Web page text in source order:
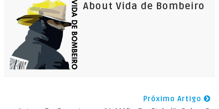
About Vida de Bombeiro
Próximo Artigo